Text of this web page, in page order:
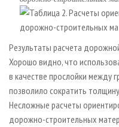
Результаты расчета
Хорошо видно, что
в качестве прослойки между
позволило сократить
Несложные расчеты
дорожно-строительных